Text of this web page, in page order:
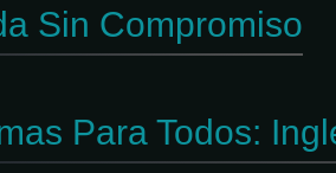
Sin Compromiso
Para Todos: